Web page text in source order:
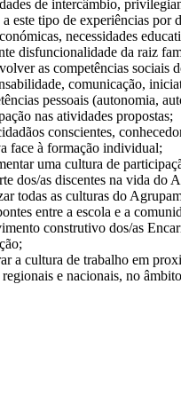
de intercâmbio,
a este tipo de experiências por
necessidades
disfuncionalidade da raiz
as competências sociais
comunicação,
pessoais (autonomia,
nas atividades propostas;
conscientes,
face à formação individual;
uma cultura de
dos/as discentes na vida do
todas as culturas do
entre a escola e a
construtivo dos/as
a cultura de trabalho em
e nacionais, no